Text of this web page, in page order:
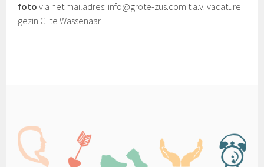
fotovia het mailadres: info@grote-zus.com t.a.v. vacature
gezin G. te Wassenaar.